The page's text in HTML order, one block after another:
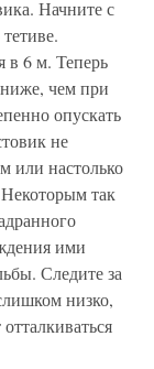
Начните с
в 6 м. Теперь
ниже, чем при
опускать
не
или настолько
так
ими
Следите за
низко,